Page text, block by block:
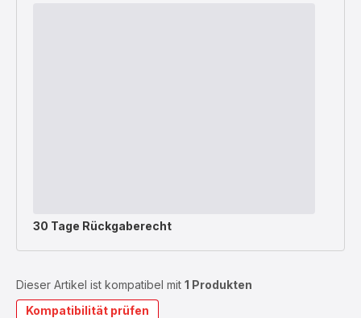
30 Tage Rückgaberecht
Dieser Artikel ist kompatibel mit 1 Produkten
Kompatibilität prüfen